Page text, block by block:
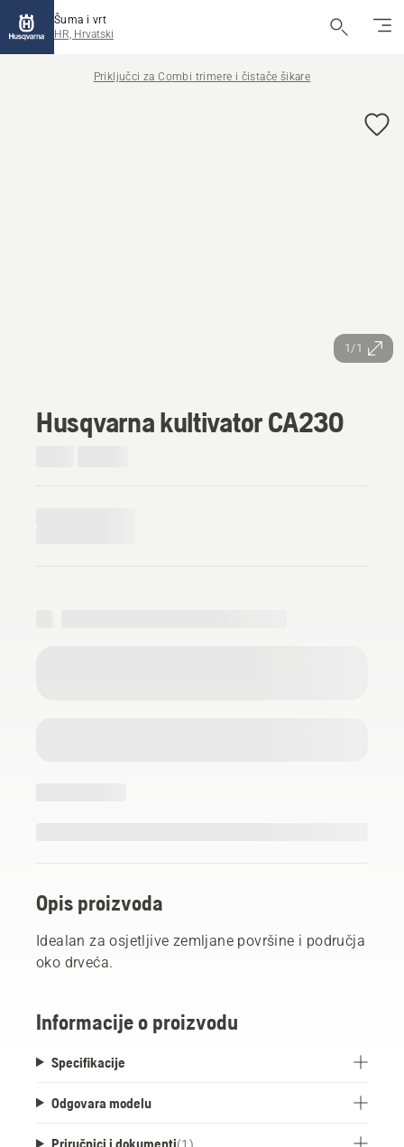
Šuma i vrt
HR, Hrvatski
Priključci za Combi trimere i čistače šikare
1/1
Husqvarna kultivator CA230
Opis proizvoda
Idealan za osjetljive zemljane površine i područja
oko drveća.
Informacije o proizvodu
Specifikacije
Odgovara modelu
Priručnici i dokumenti